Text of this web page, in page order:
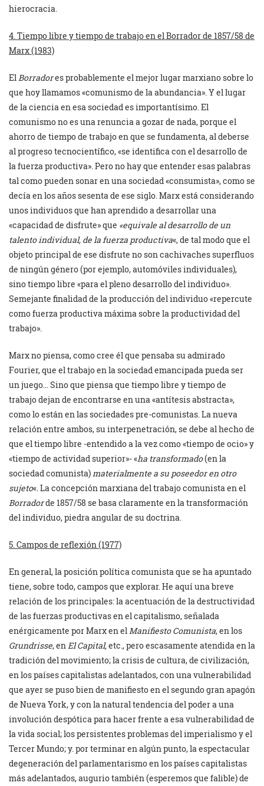
hierocracia.
4. Tiempo libre y tiempo de trabajo en el Borrador de 1857/58 de
Marx (1983)
El Borradores probablemente el mejor lugar marxiano sobre lo
que hoy llamamos «comunismo de la abundancia». Y el lugar
de la ciencia en esa sociedad es importantísimo. El
comunismo no es una renuncia a gozar de nada, porque el
ahorro de tiempo de trabajo en que se fundamenta, al deberse
al progreso tecnocientífico, «se identifica con el desarrollo de
la fuerza productiva». Pero no hay que entender esas palabras
tal como pueden sonar en una sociedad «consumista», como se
decía en los años sesenta de ese siglo. Marx está considerando
unos individuos que han aprendido a desarrollar una
«capacidad de disfrute» que «equivale al desarrollo de un
talento individual, de la fuerza productiva«, de tal modo que el
objeto principal de ese disfrute no son cachivaches superfluos
de ningún género (por ejemplo, automóviles individuales),
sino tiempo libre «para el pleno desarrollo del individuo».
Semejante finalidad de la producción del individuo «repercute
como fuerza productiva máxima sobre la productividad del
trabajo».
Marx no piensa, como cree él que pensaba su admirado
Fourier, que el trabajo en la sociedad emancipada pueda ser
un juego… Sino que piensa que tiempo libre y tiempo de
trabajo dejan de encontrarse en una «antítesis abstracta»,
como lo están en las sociedades pre-comunistas. La nueva
relación entre ambos, su interpenetración, se debe al hecho de
que el tiempo libre -entendido a la vez como «tiempo de ocio» y
«tiempo de actividad superior»- «ha transformado(en la
sociedad comunista) materialmente a su poseedor en otro
sujeto«. La concepción marxiana del trabajo comunista en el
Borradorde 1857/58 se basa claramente en la transformación
del individuo, piedra angular de su doctrina.
5. Campos de reflexión (1977)
En general, la posición política comunista que se ha apuntado
tiene, sobre todo, campos que explorar. He aquí una breve
relación de los principales: la acentuación de la destructividad
de las fuerzas productivas en el capitalismo, señalada
enérgicamente por Marx en el Manifiesto Comunista, en los
Grundrisse, en El Capital,etc., pero escasamente atendida en la
tradición del movimiento; la crisis de cultura, de civilización,
en los países capitalistas adelantados, con una vulnerabilidad
que ayer se puso bien de manifiesto en el segundo gran apagón
de Nueva York, y con la natural tendencia del poder a una
involución despótica para hacer frente a esa vulnerabilidad de
la vida social; los persistentes problemas del imperialismo y el
Tercer Mundo; y. por terminar en algún punto, la espectacular
degeneración del parlamentarismo en los países capitalistas
más adelantados, augurio también (esperemos que falible) de